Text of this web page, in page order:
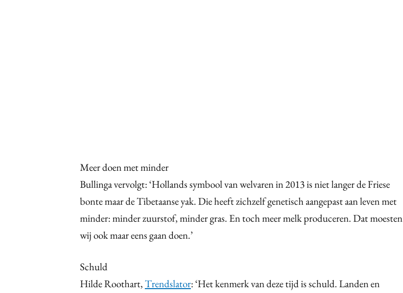
Meer doen met minder
Bullinga vervolgt: ‘Hollands symbool van welvaren in 2013 is niet langer de Friese
bonte maar de Tibetaanse yak. Die heeft zichzelf genetisch aangepast aan leven met
minder: minder zuurstof, minder gras. En toch meer melk produceren. Dat moesten
wij ook maar eens gaan doen.’
Schuld
Hilde Roothart,Trendslator: ‘Het kenmerk van deze tijd is schuld. Landen en